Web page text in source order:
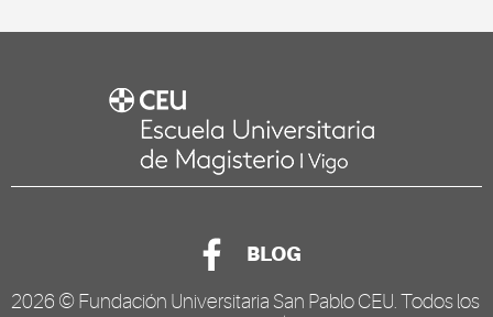
BLOG
2026 © Fundación Universitaria San Pablo CEU . Todos los